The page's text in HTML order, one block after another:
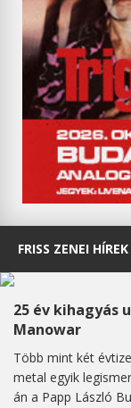
FRISS ZENEI HÍREK
25 év kihagyás
Manowar
Több mint két
metal egyik
án a Papp László